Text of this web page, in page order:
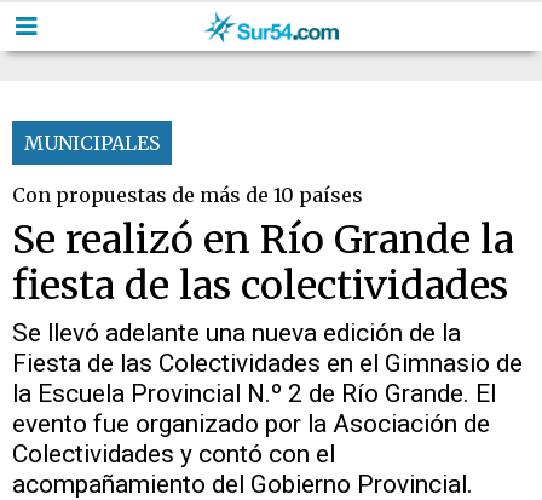
MUNICIPALES
Con propuestas de más de 10 países
Se realizó en Río Grande la
fiesta de las colectividades
Se llevó adelante una nueva edición de la
Fiesta de las Colectividades en el Gimnasio de
la Escuela Provincial N.º 2 de Río Grande. El
evento fue organizado por la Asociación de
Colectividades y contó con el
acompañamiento del Gobierno Provincial.